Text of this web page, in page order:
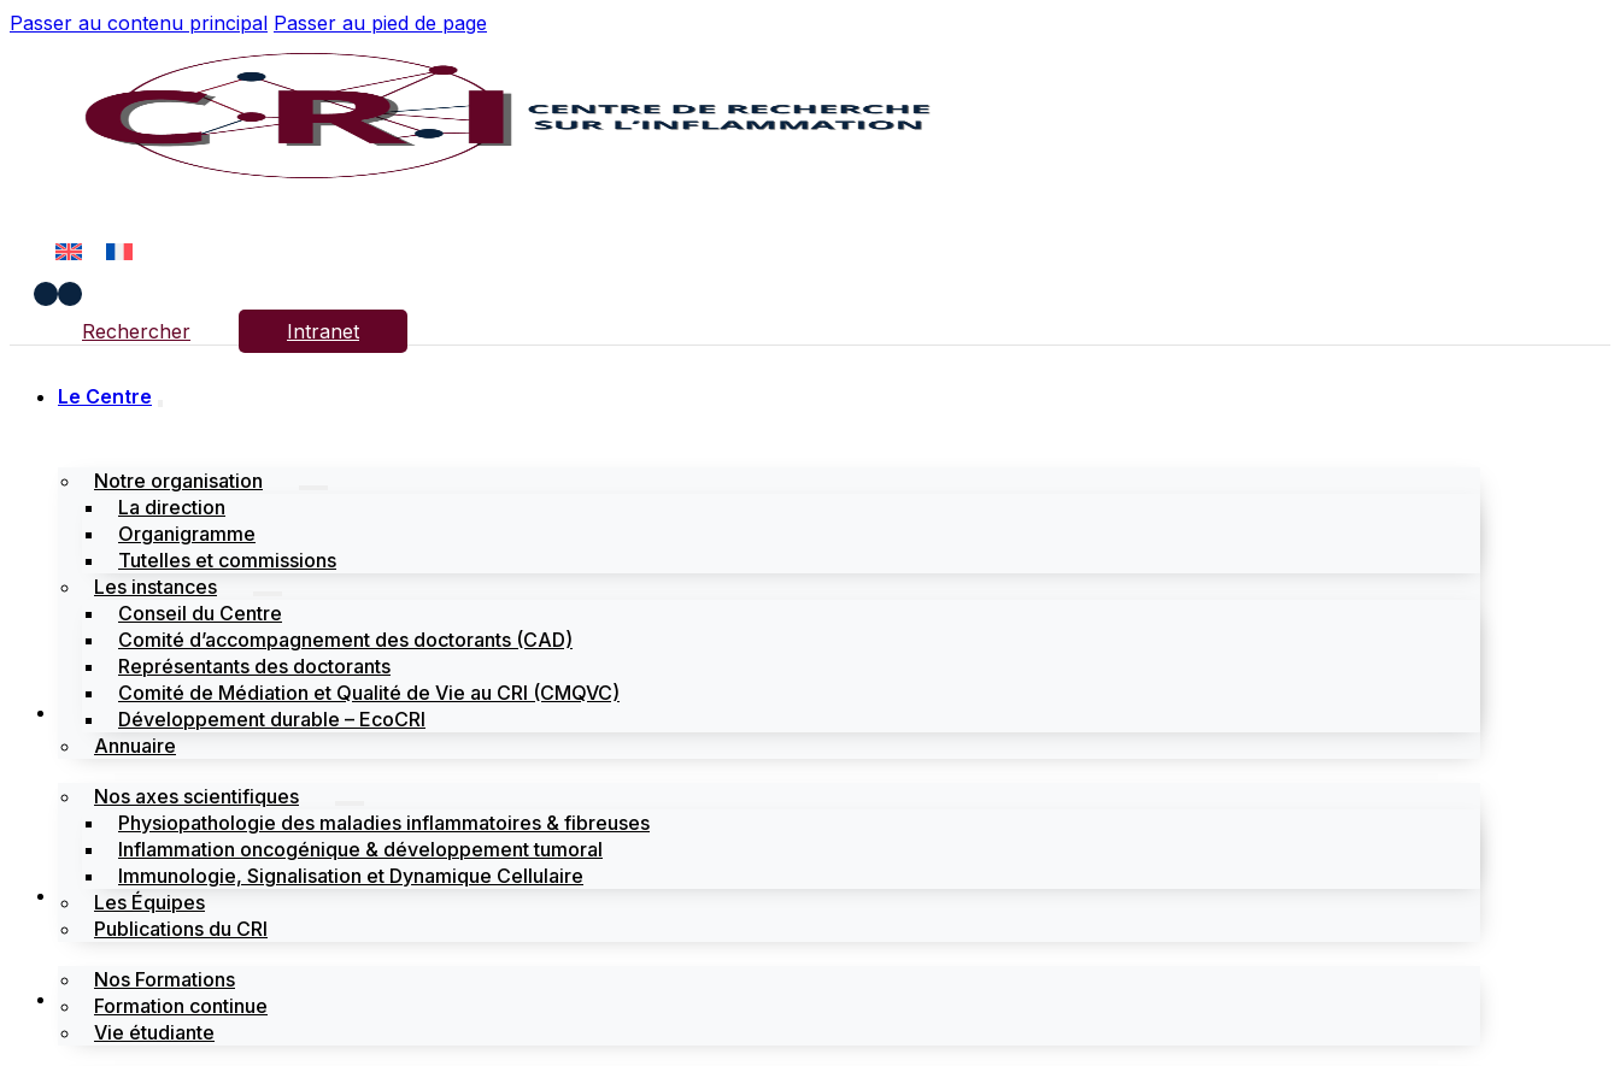
Passer au contenu principal Passer au pied de page
Rechercher Intranet
Le Centre
Notre organisation
La direction
Organigramme
Tutelles et commissions
Les instances
Conseil du Centre
Comité d’accompagnement des doctorants (CAD)
Représentants des doctorants
Comité de Médiation et Qualité de Vie au CRI (CMQVC)
Développement durable – EcoCRI
Annuaire
Recherche
Nos axes scientifiques
Physiopathologie des maladies inflammatoires & fibreuses
Inflammation oncogénique & développement tumoral
Immunologie, Signalisation et Dynamique Cellulaire
Les Équipes
Publications du CRI
Formations
Nos Formations
Formation continue
Vie étudiante
Labels